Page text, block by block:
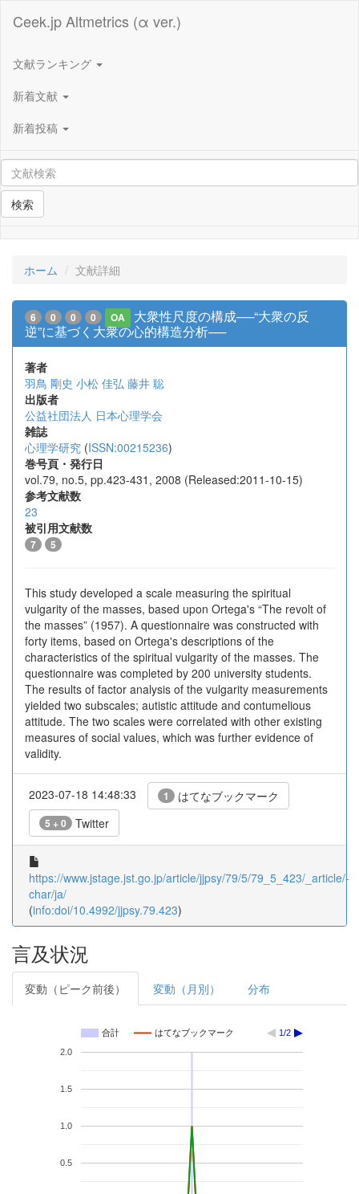
Ceek.jp Altmetrics (α ver.)
文献ランキング
新着文献
新着投稿
検索
ホーム 文献詳細
6 0 0 0 OA
大衆性尺度の構成──“大衆の反
逆”に基づく大衆の心的構造分析──
著者
羽鳥 剛史 小松 佳弘 藤井 聡
出版者
公益社団法人 日本心理学会
雑誌
心理学研究 (ISSN:00215236)
巻号頁・発行日
vol.79, no.5, pp.423-431, 2008 (Released:2011-10-15)
参考文献数
23
被引用文献数
7 5
This study developed a scale measuring the spiritual
vulgarity of the masses, based upon Ortega's “The revolt of
the masses” (1957). A questionnaire was constructed with
forty items, based on Ortega's descriptions of the
characteristics of the spiritual vulgarity of the masses. The
questionnaire was completed by 200 university students.
The results of factor analysis of the vulgarity measurements
yielded two subscales; autistic attitude and contumelious
attitude. The two scales were correlated with other existing
measures of social values, which was further evidence of
validity.
2023-07-18 14:48:33 1 はてなブックマーク
5 + 0 Twitter
https://www.jstage.jst.go.jp/article/jjpsy/79/5/79_5_423/_article/-
char/ja/
(info:doi/10.4992/jjpsy.79.423)
言及状況
変動（ピーク前後） 変動（月別） 分布
合計 はてなブックマーク 1/2
0.5
1.0
1.5
2.0